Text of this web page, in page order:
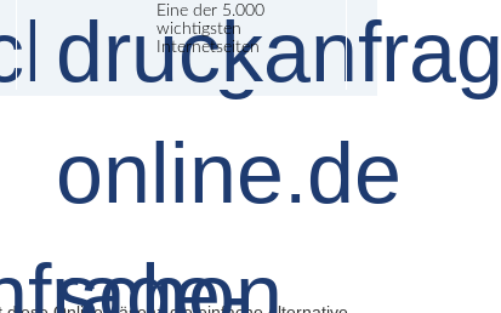
Eine der 5.000
wichtigsten
Internetseiten